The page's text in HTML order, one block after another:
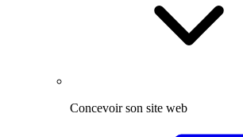
Concevoir son site web